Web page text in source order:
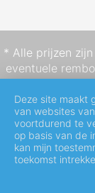
* Alle prijzen
eventuele
Deze site maakt
van websites
voortdurend te
op basis van de
kan mijn
toekomst